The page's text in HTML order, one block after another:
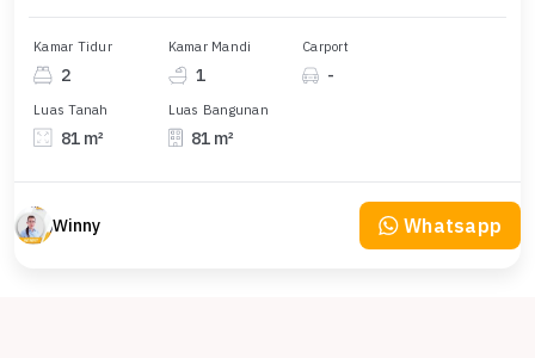
Kamar Tidur
2
Kamar Mandi
1
Carport
-
Luas Tanah
81 m²
Luas Bangunan
81 m²
Winny Whatsapp